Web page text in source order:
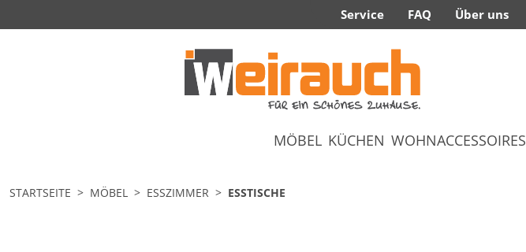
Service FAQ Über uns
MÖBEL KÜCHEN WOHNACCESSOIRES
STARTSEITE MÖBEL ESSZIMMER ESSTISCHE